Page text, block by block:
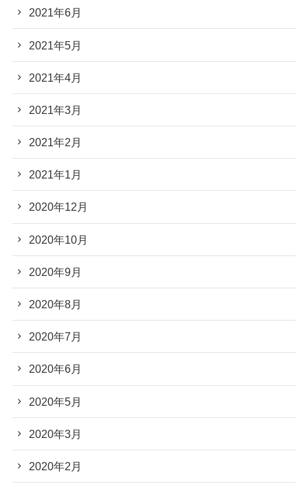
2021年6月
2021年5月
2021年4月
2021年3月
2021年2月
2021年1月
2020年12月
2020年10月
2020年9月
2020年8月
2020年7月
2020年6月
2020年5月
2020年3月
2020年2月